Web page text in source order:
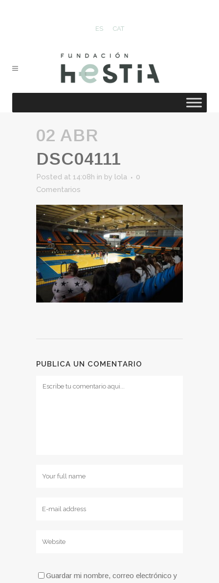
ES CAT
02 ABR
DSC04111
Posted at 14:08h in by lola
0
Comentarios
PUBLICA UN COMENTARIO
Guardar mi nombre, correo electrónico y